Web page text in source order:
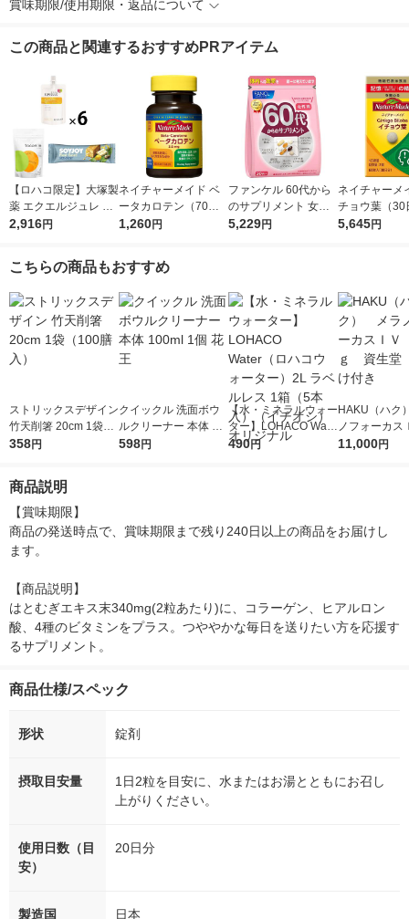
賞味期限/使用期限・返品について
この商品と関連するおすすめPRアイテム
【ロハコ限定】大塚製
薬 エクエルジュレ 6
個 ＆ トコエル 1個(7
チョコ＆レモン付
2,916円
ネイチャーメイド ベ
ータカロテン（70日
分） 1個（140粒） 大
1,260円
ファンケル 60代から
のサプリメント 女性
用 栄養機能食品 15ー
5,229円
ネイチャーメ
チョウ葉（30
セット（1個
5,645円
こちらの商品もおすすめ
ストリックスデザイン
竹天削箸 20cm 1袋
（100膳入）
358円
クイックル 洗面ボウ
ルクリーナー 本体 10
0ml 1個 花王
598円
【水・ミネラルウォー
ター】LOHACO Wate
r（ロハコウォータ
490円
HAKU（ハ
ノフォーカ
5ｇ 資生堂
11,000円
商品説明
【賞味期限】
商品の発送時点で、賞味期限まで残り240日以上の商品をお届けし
ます。
【商品説明】
はとむぎエキス末340mg(2粒あたり)に、コラーゲン、ヒアルロン
酸、4種のビタミンをプラス。つややかな毎日を送りたい方を応援す
るサプリメント。
商品仕様/スペック
形状 錠剤
摂取目安量
1日2粒を目安に、水またはお湯とともにお召し
上がりください。
使用日数（目
安）
20日分
製造国 日本